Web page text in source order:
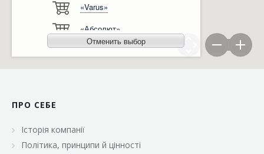
«Varus»
«Абсолют»
«Агро-Овен»
Отменить выбор
ПРО СЕБЕ
Історія компанії
Політика, принципи й цінності